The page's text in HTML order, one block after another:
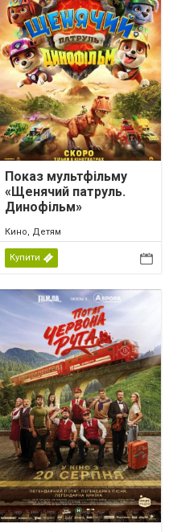
Показ мультфільму
«Щенячий патруль.
Динофільм»
Кино, Детям
Купити